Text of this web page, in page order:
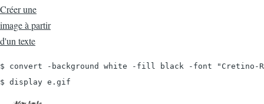
Créer une
image à partir
d'un texte
$ convert -background white -fill black -font
$ display e.gif